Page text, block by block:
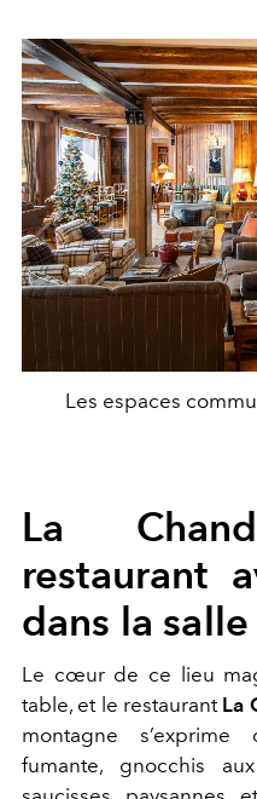
Les espaces
La
restaurant
dans la
Le cœur de ce lieu
table, et le restaurant La
montagne
fumante, gnocchis